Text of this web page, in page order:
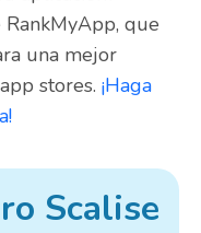
que
una mejor
stores. ¡Haga
Scalise